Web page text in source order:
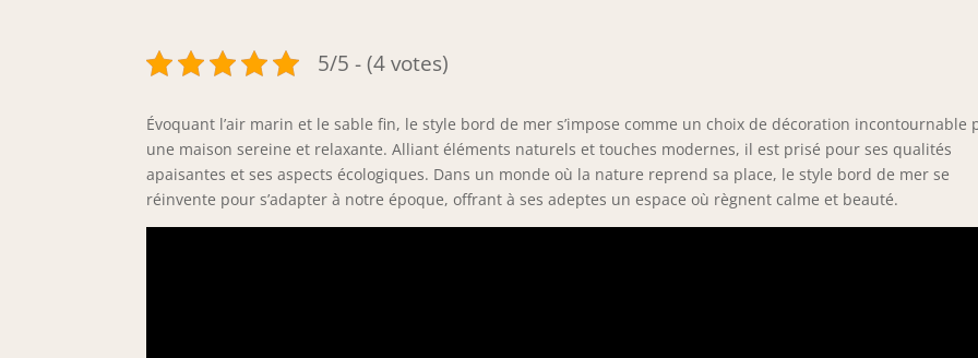
5/5 - (4 votes)
Évoquant l’air marin et le sable fin, le style bord de mer s’impose comme un choix de décoration incontournable
une maison sereine et relaxante. Alliant éléments naturels et touches modernes, il est prisé pour ses qualités
apaisantes et ses aspects écologiques. Dans un monde où la nature reprend sa place, le style bord de mer se
réinvente pour s’adapter à notre époque, offrant à ses adeptes un espace où règnent calme et beauté.